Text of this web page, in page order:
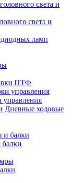
света и
ламп
ПТФ
управления
Дневные ходовые